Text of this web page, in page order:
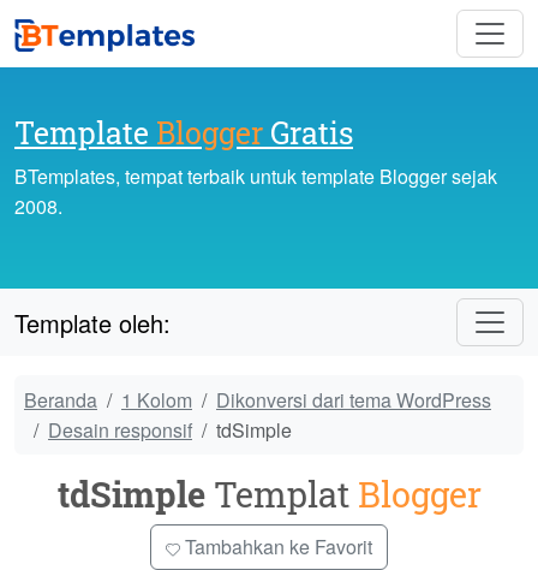
Template Blogger Gratis
BTemplates, tempat terbaik untuk template Blogger sejak
2008.
Template oleh:
Beranda 1 Kolom
Dikonversi dari tema WordPress
Desain responsif
tdSimple
tdSimpleTemplat Blogger
Tambahkan ke Favorit